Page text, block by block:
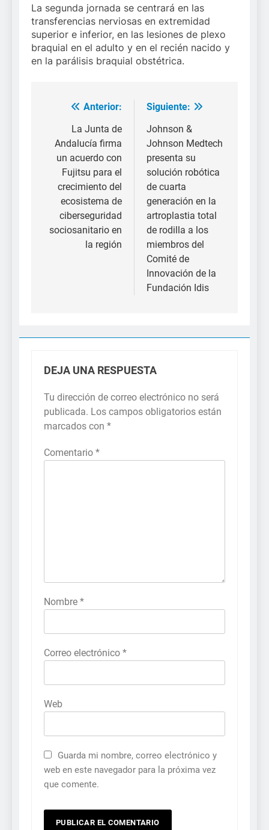
La segunda jornada se centrará en las
transferencias nerviosas en extremidad
superior e inferior, en las lesiones de plexo
braquial en el adulto y en el recién nacido y
en la parálisis braquial obstétrica.
Navegación
entradas
Anterior:
La Junta de
Andalucía firma
un acuerdo con
Fujitsu para el
crecimiento del
ecosistema de
ciberseguridad
sociosanitario en
la región
Siguiente:
Johnson &
Johnson Medtech
presenta su
solución robótica
de cuarta
generación en la
artroplastia total
de rodilla a los
miembros del
Comité de
Innovación de la
Fundación Idis
DEJA UNA RESPUESTA
Tu dirección de correo electrónico no será
publicada. Los campos obligatorios están
marcados con *
Comentario *
Nombre *
Correo electrónico *
Web
Guarda mi nombre, correo electrónico y
web en este navegador para la próxima vez
que comente.